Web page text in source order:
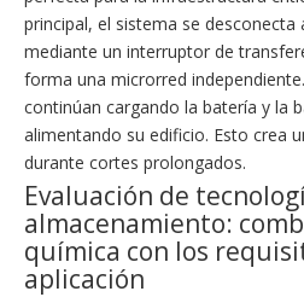
principal, el sistema se
mediante un interruptor de
forma una microrred
continúan cargando la batería y la
alimentando su edificio. Esto crea
durante cortes prolongados.
Evaluación de
almacenamiento:
química con los
aplicación